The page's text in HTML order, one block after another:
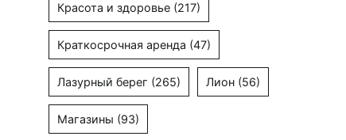
Красота и здоровье (217)
Краткосрочная аренда (47)
Лазурный берег (265) Лион (56)
Магазины (93)